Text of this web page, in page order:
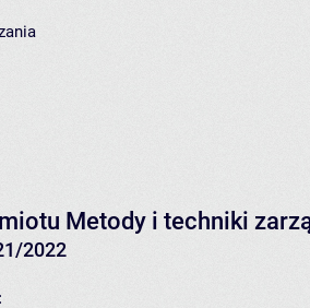
Metody i techniki
2022